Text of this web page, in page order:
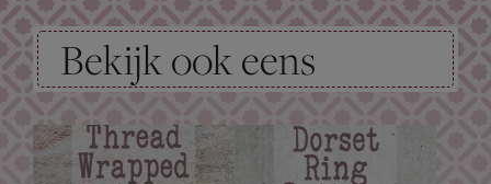
Bekijk ook eens